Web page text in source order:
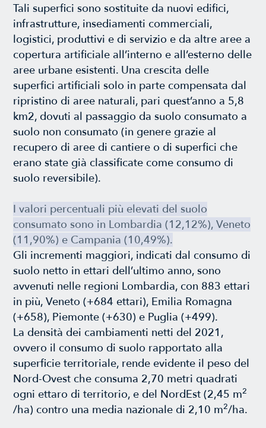
Tali superfici sono sostituite da nuovi edifici,
infrastrutture, insediamenti commerciali,
logistici, produttivi e di servizio e da altre aree a
copertura artificiale all’interno e all’esterno delle
aree urbane esistenti. Una crescita delle
superfici artificiali solo in parte compensata dal
ripristino di aree naturali, pari quest’anno a 5,8
km2, dovuti al passaggio da suolo consumato a
suolo non consumato (in genere grazie al
recupero di aree di cantiere o di superfici che
erano state già classificate come consumo di
suolo reversibile).
I valori percentuali più elevati del suolo
consumato sono in Lombardia (12,12%), Veneto
(11,90%) e Campania (10,49%).
Gli incrementi maggiori, indicati dal consumo di
suolo netto in ettari dell’ultimo anno, sono
avvenuti nelle regioni Lombardia, con 883 ettari
in più, Veneto (+684 ettari), Emilia Romagna
(+658), Piemonte (+630) e Puglia (+499).
La densità dei cambiamenti netti del 2021,
ovvero il consumo di suolo rapportato alla
superficie territoriale, rende evidente il peso del
Nord-Ovest che consuma 2,70 metri quadrati
ogni ettaro di territorio, e del NordEst (2,45 m2
/ha) contro una media nazionale di 2,10 m2/ha.